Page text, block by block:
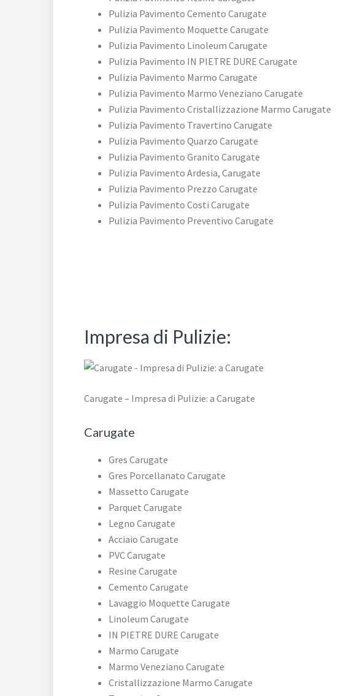
Pulizia Pavimento Cemento Carugate
Pulizia Pavimento Moquette Carugate
Pulizia Pavimento Linoleum Carugate
Pulizia Pavimento IN PIETRE DURE Carugate
Pulizia Pavimento Marmo Carugate
Pulizia Pavimento Marmo Veneziano Carugate
Pulizia Pavimento Cristallizzazione Marmo Carugate
Pulizia Pavimento Travertino Carugate
Pulizia Pavimento Quarzo Carugate
Pulizia Pavimento Granito Carugate
Pulizia Pavimento Ardesia, Carugate
Pulizia Pavimento Prezzo Carugate
Pulizia Pavimento Costi Carugate
Pulizia Pavimento Preventivo Carugate
Impresa di Pulizie:
Carugate – Impresa di Pulizie: a Carugate
Carugate
Gres Carugate
Gres Porcellanato Carugate
Massetto Carugate
Parquet Carugate
Legno Carugate
Acciaio Carugate
PVC Carugate
Resine Carugate
Cemento Carugate
Lavaggio Moquette Carugate
Linoleum Carugate
IN PIETRE DURE Carugate
Marmo Carugate
Marmo Veneziano Carugate
Cristallizzazione Marmo Carugate